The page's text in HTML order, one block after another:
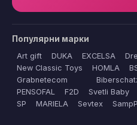
Популярни марки
Art gift DUKA EXCELSA
New Classic Toys
HOMLA
Grabnetecom
PENSOFAL
F2D Svetli Baby
SP
MARIELA Sevtex SampP